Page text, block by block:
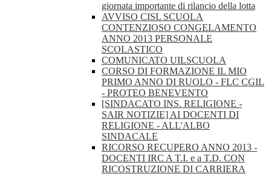
giornata importante di rilancio della lotta
AVVISO CISL SCUOLA
CONTENZIOSO CONGELAMENTO
ANNO 2013 PERSONALE
SCOLASTICO
COMUNICATO UILSCUOLA
CORSO DI FORMAZIONE IL MIO
PRIMO ANNO DI RUOLO - FLC CGIL
- PROTEO BENEVENTO
[SINDACATO INS. RELIGIONE -
SAIR NOTIZIE] AI DOCENTI DI
RELIGIONE - ALL'ALBO
SINDACALE
RICORSO RECUPERO ANNO 2013 -
DOCENTI IRC A T.I. e a T.D. CON
RICOSTRUZIONE DI CARRIERA